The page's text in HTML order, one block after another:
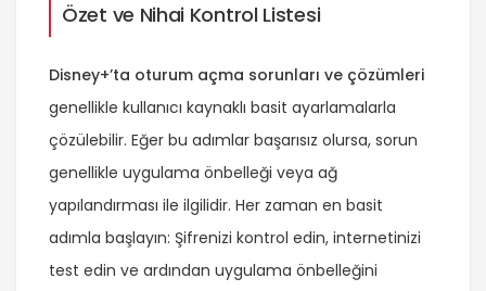
Özet ve Nihai Kontrol Listesi
Disney+’ta oturum açma sorunları ve çözümleri
genellikle kullanıcı kaynaklı basit ayarlamalarla
çözülebilir. Eğer bu adımlar başarısız olursa, sorun
genellikle uygulama önbelleği veya ağ
yapılandırması ile ilgilidir. Her zaman en basit
adımla başlayın: Şifrenizi kontrol edin, internetinizi
test edin ve ardından uygulama önbelleğini